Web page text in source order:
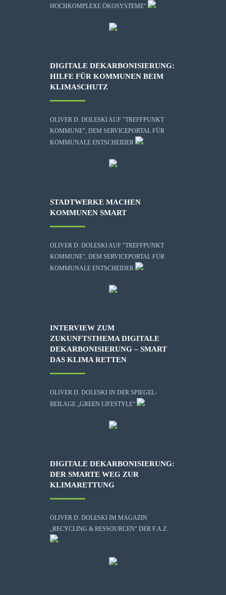
HOCHKOMPLEXE ÖKOSYSTEME“
DIGITALE DEKARBONISIERUNG:
HILFE FÜR KOMMUNEN BEIM
KLIMASCHUTZ
OLIVER D. DOLESKI AUF "TREFFPUNKT
KOMMUNE", DEM SERVICEPORTAL FÜR
KOMMUNALE ENTSCHEIDER
STADTWERKE MACHEN
KOMMUNEN SMART
OLIVER D. DOLESKI AUF "TREFFPUNKT
KOMMUNE", DEM SERVICEPORTAL FÜR
KOMMUNALE ENTSCHEIDER
INTERVIEW ZUM
ZUKUNFTSTHEMA DIGITALE
DEKARBONISIERUNG – SMART
DAS KLIMA RETTEN
OLIVER D. DOLESKI IN DER SPIEGEL-
BEILAGE „GREEN LIFESTYLE“
DIGITALE DEKARBONISIERUNG:
DER SMARTE WEG ZUR
KLIMARETTUNG
OLIVER D. DOLESKI IM MAGAZIN
„RECYCLING & RESSOURCEN“ DER F.A.Z.